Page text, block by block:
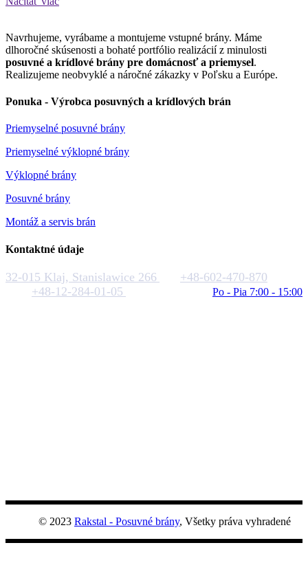
Navrhujeme, vyrábame a montujeme vstupné brány. Máme
dlhoročné skúsenosti a bohaté portfólio realizácií z minulosti
posuvné a krídlové brány pre domácnosť a priemysel.
Realizujeme neobvyklé a náročné zákazky v Poľsku a Európe.
Ponuka - Výrobca posuvných a krídlových brán
Priemyselné posuvné brány
Priemyselné výklopné brány
Výklopné brány
Posuvné brány
Montáž a servis brán
Kontaktné údaje
32-015 Klaj, Stanislawice 266
+48-602-470-870
+48-12-284-01-05
Po - Pia 7:00 - 15:00
© 2023 Rakstal - Posuvné brány, Všetky práva vyhradené